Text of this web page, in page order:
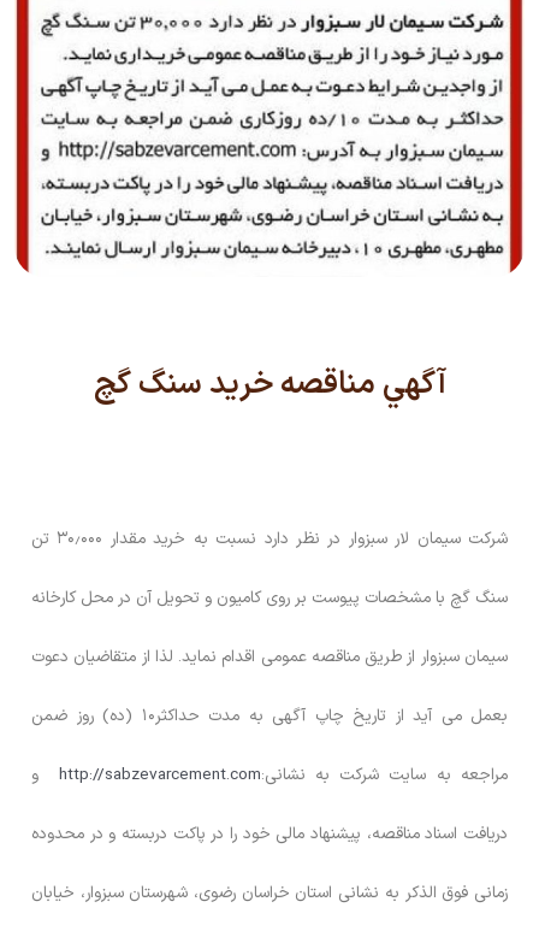
آگهي مناقصه خريد سنگ گچ
شرکت سیمان لار سبزوار در نظر دارد نسبت به خرید مقدار ۳۰٫۰۰۰ تن
سنگ گچ با مشخصات پیوست بر روی کامیون و تحویل آن در محل کارخانه
سیمان سبزوار از طریق مناقصه عمومی اقدام نماید. لذا از متقاضیان دعوت
بعمل می آید از تاریخ چاپ آگهی به مدت حداکثر۱۰ (ده) روز ضمن
مراجعه به سایت شرکت به نشانی:http://sabzevarcement.com و
دریافت اسناد مناقصه، پیشنهاد مالی خود را در پاکت دربسته و در محدوده
زمانی فوق الذکر به نشانی استان خراسان رضوی، شهرستان سبزوار، خیابان